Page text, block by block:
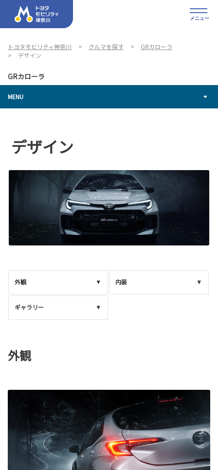
メニュー
トヨタモビリティ神奈川 クルマを探す
GRカローラ
デザイン
GRカローラ
MENU
デザイン
外観 内装
ギャラリー
外観